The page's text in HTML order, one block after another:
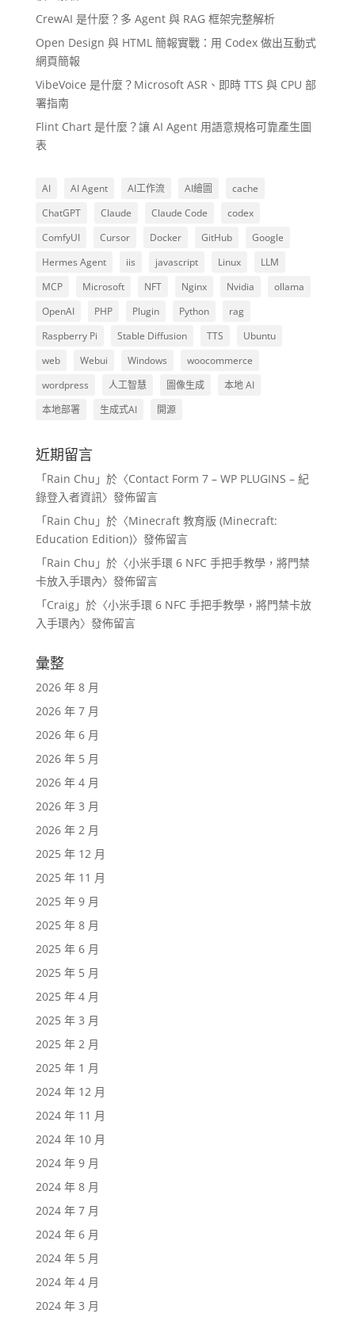
CrewAI 是什麼？多 Agent 與 RAG 框架完整解析
Open Design 與 HTML 簡報實戰：用 Codex 做出互動式
網頁簡報
VibeVoice 是什麼？Microsoft ASR、即時 TTS 與 CPU 部
署指南
Flint Chart 是什麼？讓 AI Agent 用語意規格可靠產生圖
表
AI AI Agent AI工作流 AI繪圖
cache
ChatGPT
Claude Claude Code
codex
ComfyUI
Cursor Docker GitHub
Google
Hermes Agent
iis javascript Linux
LLM
MCP
Microsoft NFT Nginx Nvidia
ollama
OpenAI
PHP Plugin Python
rag
Raspberry Pi
Stable Diffusion TTS
Ubuntu
web
Webui Windows
woocommerce
wordpress
人工智慧 圖像生成
本地 AI
本地部署
生成式AI 開源
近期留言
「Rain Chu 」於〈Contact Form 7 – WP PLUGINS – 紀
錄登入者資訊〉發佈留言
「Rain Chu 」於〈Minecraft 教育版 (Minecraft:
Education Edition)〉發佈留言
「Rain Chu 」於〈小米手環 6 NFC 手把手教學，將門禁
卡放入手環內〉發佈留言
「Craig」於〈小米手環 6 NFC 手把手教學，將門禁卡放
入手環內〉發佈留言
彙整
2026 年 8 月
2026 年 7 月
2026 年 6 月
2026 年 5 月
2026 年 4 月
2026 年 3 月
2026 年 2 月
2025 年 12 月
2025 年 11 月
2025 年 9 月
2025 年 8 月
2025 年 6 月
2025 年 5 月
2025 年 4 月
2025 年 3 月
2025 年 2 月
2025 年 1 月
2024 年 12 月
2024 年 11 月
2024 年 10 月
2024 年 9 月
2024 年 8 月
2024 年 7 月
2024 年 6 月
2024 年 5 月
2024 年 4 月
2024 年 3 月